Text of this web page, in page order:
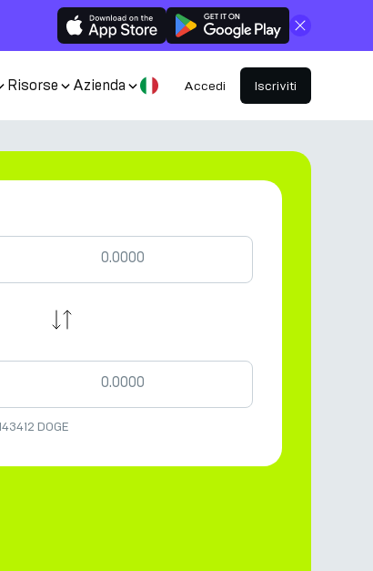
Chiudi
Risorse Azienda Accedi Iscriviti
DOGE